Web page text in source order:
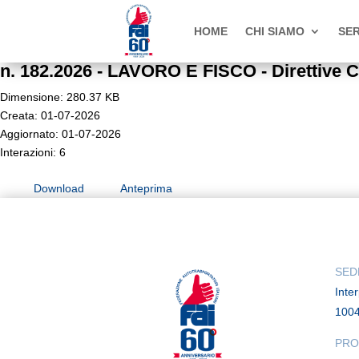
HOME CHI SIAMO
n. 182.2026 - LAVORO E FISCO -
Dimensione: 280.37 KB
Creata: 01-07-2026
Aggiornato: 01-07-2026
Interazioni: 6
Download Anteprima